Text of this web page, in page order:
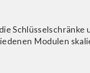
Schlüsselschränke
Modulen